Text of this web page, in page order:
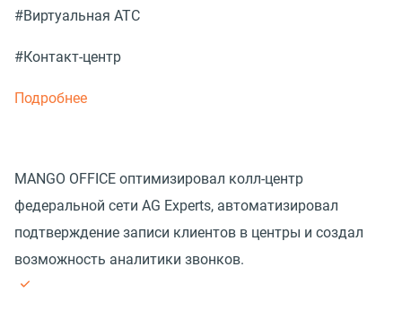
#Виртуальная АТС
#Контакт-центр
Подробнее
MANGO OFFICE оптимизировал колл-центр
федеральной сети AG Experts, автоматизировал
подтверждение записи клиентов в центры и создал
возможность аналитики звонков.